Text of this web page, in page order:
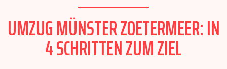
UMZUG MÜNSTER ZOETERMEER: IN
4 SCHRITTEN ZUM ZIEL